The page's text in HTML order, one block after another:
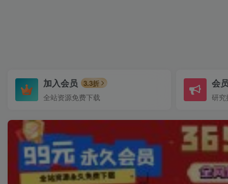
加入会员 3.3折
全站资源免费下载
会
研究